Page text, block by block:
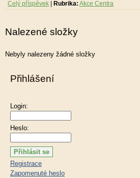
Celý příspěvek Rubrika: Akce Centra
Nalezené složky
Nebyly nalezeny žádné složky
Přihlášení
Login:
Heslo:
Registrace
Zapomenuté heslo